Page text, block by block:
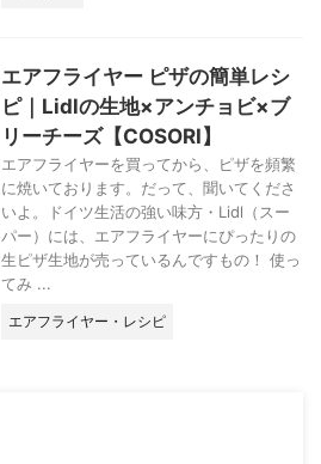
エアフライヤー ピザの簡単レシ
ピ｜Lidlの生地×アンチョビ×ブ
リーチーズ【COSORI】
エアフライヤーを買ってから、ピザを頻繁
に焼いております。だって、聞いてくださ
いよ。ドイツ生活の強い味方・Lidl（スー
パー）には、エアフライヤーにぴったりの
生ピザ生地が売っているんですもの！ 使っ
てみ ...
エアフライヤー・レシピ